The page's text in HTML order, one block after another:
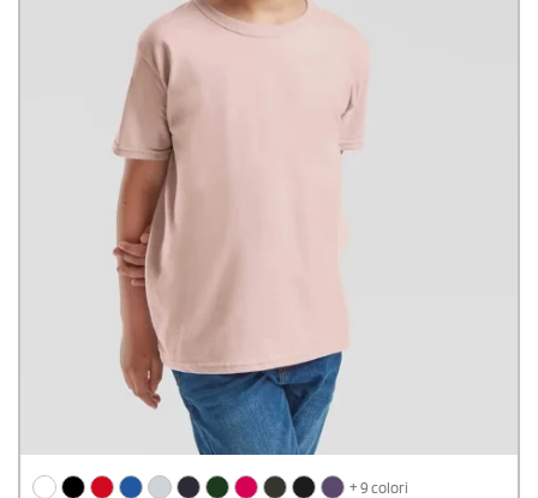
+ 9 colori